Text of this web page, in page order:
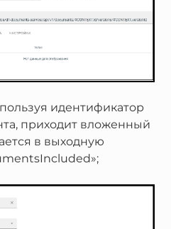
идентификатор
приходит вложенный
в выходную